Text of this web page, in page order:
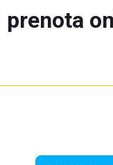
prenota